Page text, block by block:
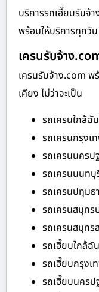
บริการรถเฮี๊ยบรับจ้า
พร้อมให้บริการทุกวั
เครนรับจ้าง
เครนรับจ้าง.com พ
เคียง ไม่ว่าจะเป็น
รถเครนใกล้ฉัน
รถเครนกรุงเ
รถเครนนครป
รถเครนนนทบุ
รถเครนปทุมธ
รถเครนสมุทร
รถเครนสมุทร
รถเฮี๊ยบใกล้ฉัน
รถเฮี๊ยบกรุงเ
รถเฮี๊ยบนครป